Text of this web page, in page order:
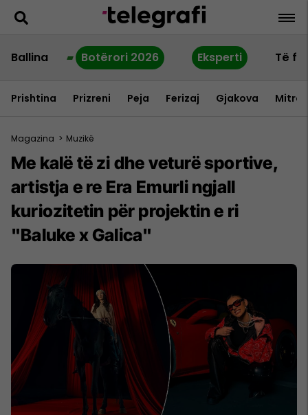
Ballina Botërori 2026 Eksperti Të
Prishtina Prizreni Peja Ferizaj Gjakova
Magazina > Muzikë
Me kalë të zi dhe veturë sportive,
artistja e re Era Emurli ngjall
kuriozitetin për projektin e ri
"Baluke x Galica"